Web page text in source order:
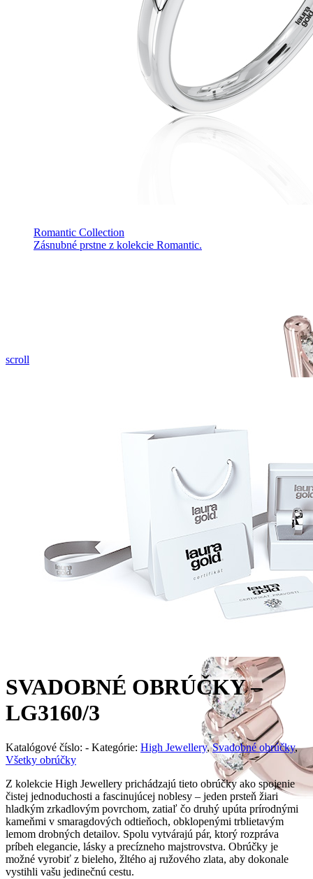
Romantic Collection
Zásnubné prstne z kolekcie Romantic.
scroll
SVADOBNÉ OBRÚČKY –
LG3160/3
Katalógové číslo: - Kategórie: High Jewellery, Svadobné obrúčky,
Všetky obrúčky
Z kolekcie High Jewellery prichádzajú tieto obrúčky ako spojenie
čistej jednoduchosti a fascinujúcej noblesy – jeden prsteň žiari
hladkým zrkadlovým povrchom, zatiaľ čo druhý upúta prírodnými
kameňmi v smaragdových odtieňoch, obklopenými trblietavým
lemom drobných detailov. Spolu vytvárajú pár, ktorý rozpráva
príbeh elegancie, lásky a precízneho majstrovstva. Obrúčky je
možné vyrobiť z bieleho, žltého aj ružového zlata, aby dokonale
vystihli vašu jedinečnú cestu.